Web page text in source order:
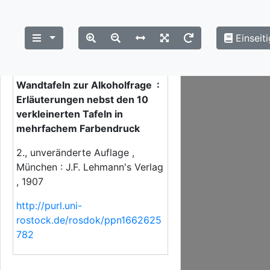
Strukturübersicht ×Close
Wandtafeln zur Alkoholfrage :
Erläuterungen nebst den 10
verkleinerten Tafeln in
mehrfachem Farbendruck
2., unveränderte Auflage ,
München : J.F. Lehmann's Verlag
, 1907
http://purl.uni-
rostock.de/rosdok/ppn1662625
782